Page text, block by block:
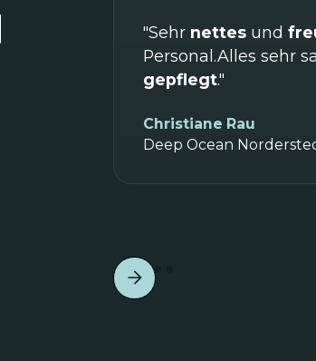
"Sehr nettesund
Personal.Alles sehr
gepflegt."
Christiane Rau
Deep Ocean